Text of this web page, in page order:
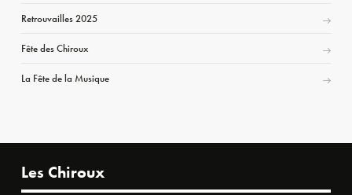
Retrouvailles 2025
Fête des Chiroux
La Fête de la Musique
Les Chiroux